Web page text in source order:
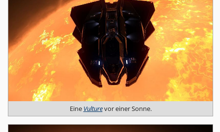
Eine Vulturevor einer Sonne.